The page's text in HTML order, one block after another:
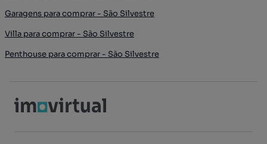
Garagens para comprar - São Silvestre
Villa para comprar - São Silvestre
Penthouse para comprar - São Silvestre